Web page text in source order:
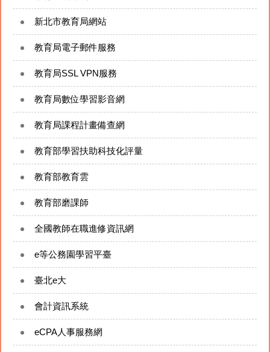
專題成果網站
建國相簿
建國影音
建國臉書FB粉絲專頁
建國YouTube頻道
附設幼兒園資訊
太陽能即時監控系統
網站管理
新北市教育局網站
教育局電子郵件服務
教育局SSL VPN服務
教育局數位學習影音網
教育局課程計畫備查網
教育部學習扶助科技化評量
教育部教育雲
教育部磨課師
全國教師在職進修資訊網
e等公務園學習平臺
臺北e大
會計資訊系統
eCPA人事服務網